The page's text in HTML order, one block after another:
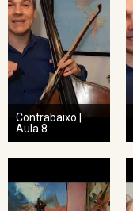
Contrabaixo |
Aula 8